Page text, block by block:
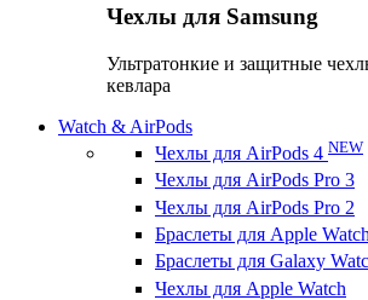
Чехлы для Samsung
Ультратонкие и защитные
кевлара
Watch & AirPods
Чехлы для AirPods 4 NEW
Чехлы для AirPods Pro 3
Чехлы для AirPods Pro 2
Браслеты для Apple Watch
Браслеты для Galaxy
Чехлы для Apple Watch